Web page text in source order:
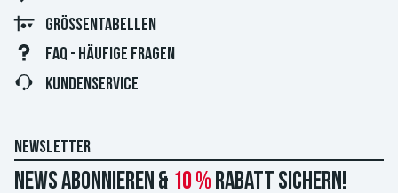
GRÖSSENTABELLEN
FAQ - HÄUFIGE FRAGEN
KUNDENSERVICE
NEWSLETTER
News abonnieren & 10 % Rabatt sichern!